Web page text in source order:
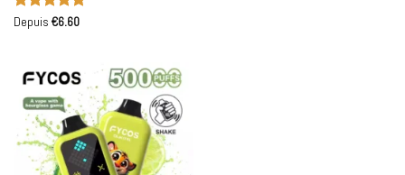
Note 5sur
Depuis €6.60